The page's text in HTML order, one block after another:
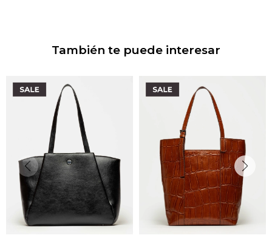
También te puede interesar